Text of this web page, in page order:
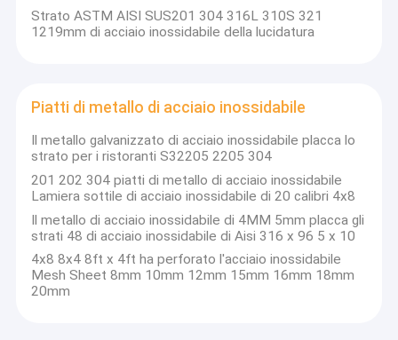
Strato ASTM AISI SUS201 304 316L 310S 321
1219mm di acciaio inossidabile della lucidatura
Piatti di metallo di acciaio inossidabile
Il metallo galvanizzato di acciaio inossidabile placca lo
strato per i ristoranti S32205 2205 304
201 202 304 piatti di metallo di acciaio inossidabile
Lamiera sottile di acciaio inossidabile di 20 calibri 4x8
Il metallo di acciaio inossidabile di 4MM 5mm placca gli
strati 48 di acciaio inossidabile di Aisi 316 x 96 5 x 10
4x8 8x4 8ft x 4ft ha perforato l'acciaio inossidabile
Mesh Sheet 8mm 10mm 12mm 15mm 16mm 18mm
20mm